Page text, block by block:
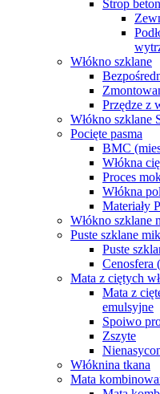
Strop
Włókno szklane
Przędze z
Włókno szklane
Pocięte pasma
BMC
Włókna
Proces
Włókna
Materiały
Włókno szklane
Puste szklane
Puste
Cenosfera
Mata z ciętych
Mata z
emulsyjne
Spoiwo
Zszyte
Włóknina tkana
Mata